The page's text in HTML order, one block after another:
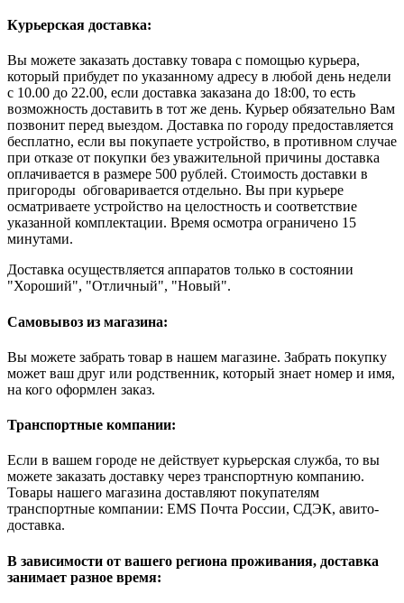
Курьерская доставка:
Вы можете заказать доставку товара с помощью курьера,
который прибудет по указанному адресу в любой день недели
с 10.00 до 22.00, если доставка заказана до 18:00, то есть
возможность доставить в тот же день. Курьер обязательно Вам
позвонит перед выездом. Доставка по городу предоставляется
бесплатно, если вы покупаете устройство, в противном случае
при отказе от покупки без уважительной причины доставка
оплачивается в размере 500 рублей. Стоимость доставки в
пригороды обговаривается отдельно. Вы при курьере
осматриваете устройство на целостность и соответствие
указанной комплектации. Время осмотра ограничено 15
минутами.
Доставка осуществляется аппаратов только в состоянии
"Хороший", "Отличный", "Новый".
Самовывоз из магазина:
Вы можете забрать товар в нашем магазине. Забрать покупку
может ваш друг или родственник, который знает номер и имя,
на кого оформлен заказ.
Транспортные компании:
Если в вашем городе не действует курьерская служба, то вы
можете заказать доставку через транспортную компанию.
Товары нашего магазина доставляют покупателям
транспортные компании: EMS Почта России, СДЭК, авито-
доставка.
В зависимости от вашего региона проживания, доставка
занимает разное время: